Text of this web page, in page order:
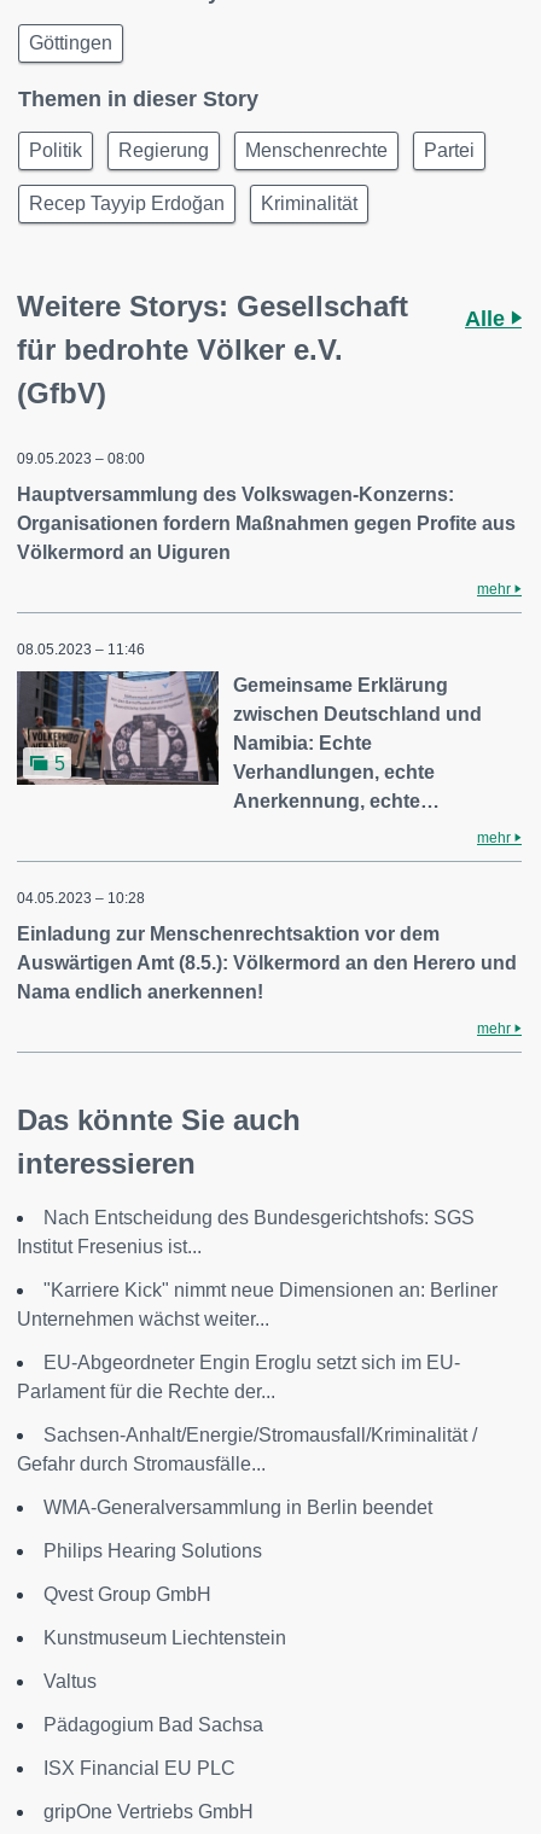
Göttingen
Themen in dieser Story
Politik Regierung Menschenrechte Partei
Recep Tayyip Erdoğan Kriminalität
Weitere Storys: Gesellschaft
für bedrohte Völker e.V.
(GfbV)
Alle
09.05.2023 – 08:00
Hauptversammlung des Volkswagen-Konzerns:
Organisationen fordern Maßnahmen gegen Profite aus
Völkermord an Uiguren
mehr
08.05.2023 – 11:46
5
Gemeinsame Erklärung
zwischen Deutschland und
Namibia: Echte
Verhandlungen, echte
Anerkennung, echte…
mehr
04.05.2023 – 10:28
Einladung zur Menschenrechtsaktion vor dem
Auswärtigen Amt (8.5.): Völkermord an den Herero und
Nama endlich anerkennen!
mehr
Das könnte Sie auch
interessieren
Nach Entscheidung des Bundesgerichtshofs: SGS
Institut Fresenius ist...
"Karriere Kick" nimmt neue Dimensionen an: Berliner
Unternehmen wächst weiter...
EU-Abgeordneter Engin Eroglu setzt sich im EU-
Parlament für die Rechte der...
Sachsen-Anhalt/Energie/Stromausfall/Kriminalität /
Gefahr durch Stromausfälle...
WMA-Generalversammlung in Berlin beendet
Philips Hearing Solutions
Qvest Group GmbH
Kunstmuseum Liechtenstein
Valtus
Pädagogium Bad Sachsa
ISX Financial EU PLC
gripOne Vertriebs GmbH